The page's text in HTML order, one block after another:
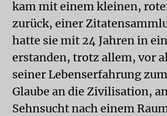
kam mit einem kleinen,
zurück, einer
hatte sie mit 24 Jahren in
erstanden, trotz allem, vor
seiner Lebenserfahrung
Glaube an die Zivilisation,
Sehnsucht nach einem